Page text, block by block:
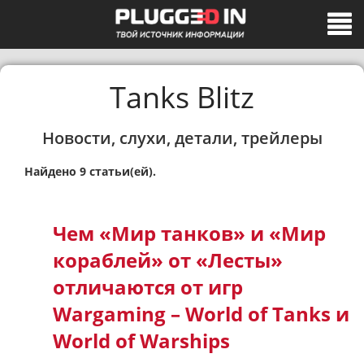
Tanks Blitz
Новости, слухи, детали, трейлеры
Найдено 9 статьи(ей).
Чем «Мир танков» и «Мир
кораблей» от «Лесты»
отличаются от игр
Wargaming – World of Tanks и
World of Warships